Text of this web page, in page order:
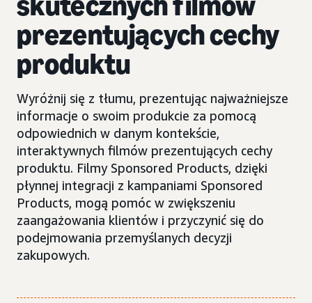
prezentujących cechy
produktu
Wyróżnij się z tłumu, prezentując najważniejsze
informacje o swoim produkcie za pomocą
odpowiednich w danym kontekście,
interaktywnych filmów prezentujących cechy
produktu. Filmy Sponsored Products, dzięki
płynnej integracji z kampaniami Sponsored
Products, mogą pomóc w zwiększeniu
zaangażowania klientów i przyczynić się do
podejmowania przemyślanych decyzji
zakupowych.